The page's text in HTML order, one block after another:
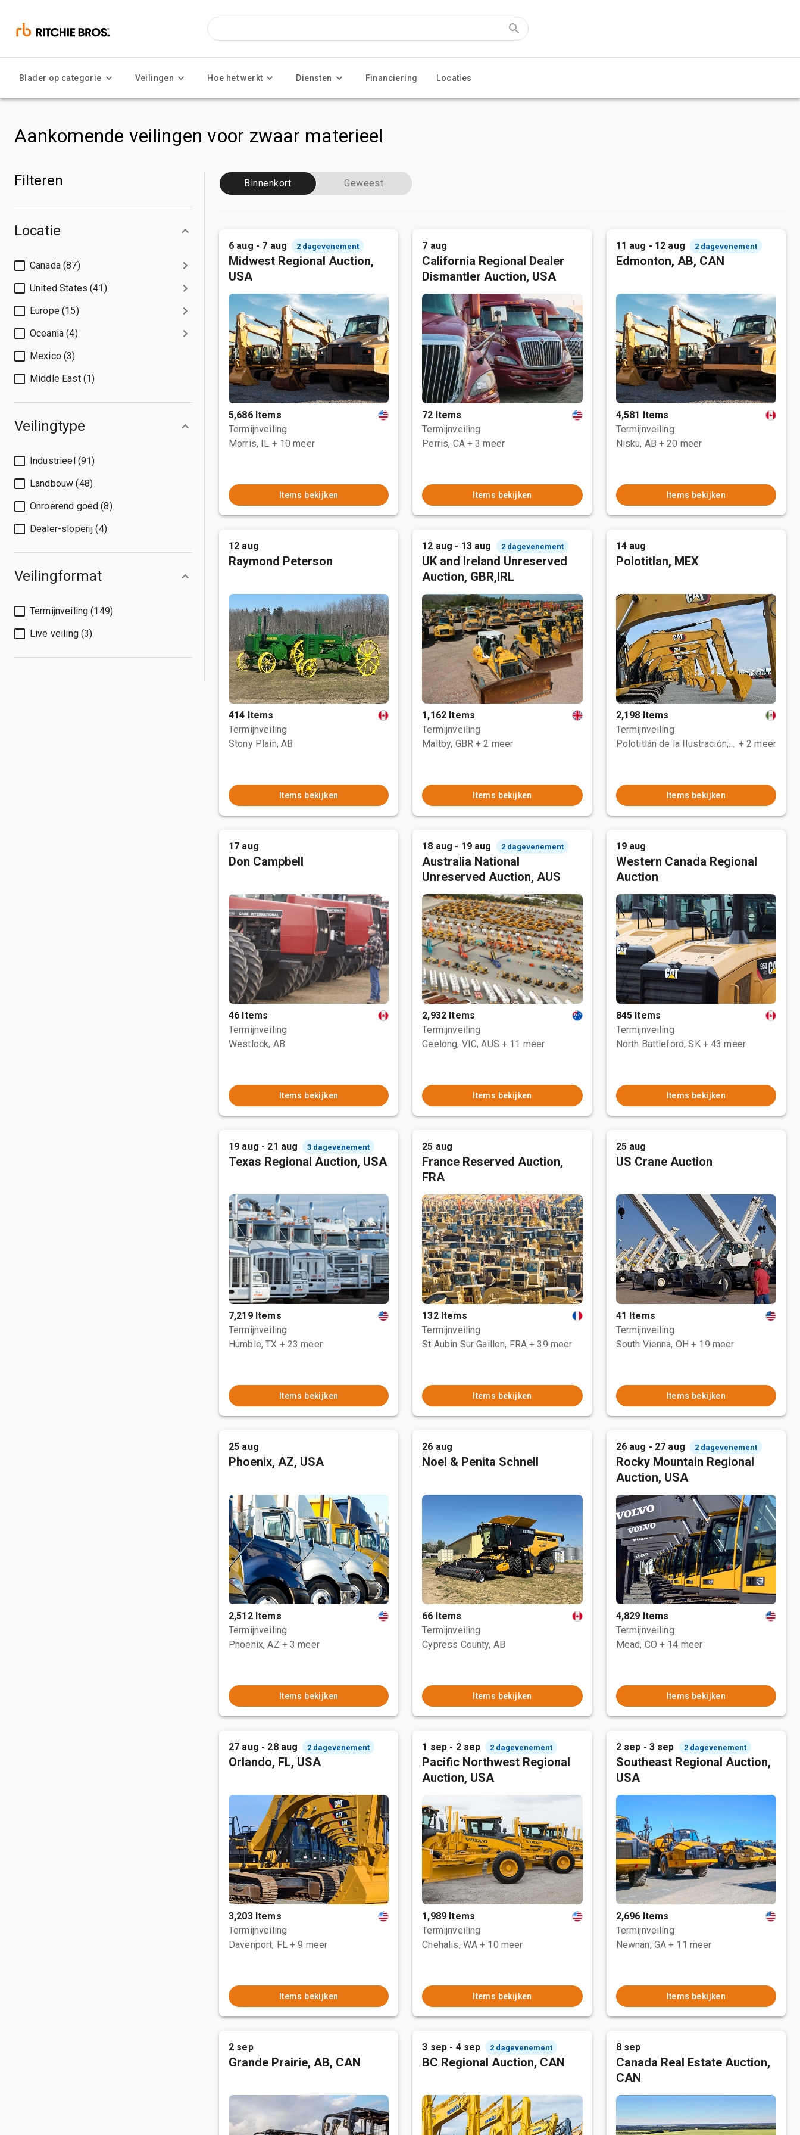
Blader op categorie Veilingen Hoe het werkt Diensten Financiering Locaties
Aankomende veilingen voor zwaar materieel
Filteren
Locatie
Canada (87)
United States (41)
Europe (15)
Oceania (4)
Mexico (3)
Middle East (1)
Veilingtype
Industrieel (91)
Landbouw (48)
Onroerend goed (8)
Dealer-sloperij (4)
Veilingformat
Termijnveiling (149)
Live veiling (3)
Binnenkort Geweest
6 aug - 7 aug 2 dagevenement
Midwest Regional Auction,
USA
5,686 Items
Termijnveiling
Morris, IL + 10 meer
Items bekijken
7 aug
California Regional Dealer
Dismantler Auction, USA
72 Items
Termijnveiling
Perris, CA + 3 meer
Items bekijken
11 aug - 12 aug 2 dagevenement
Edmonton, AB, CAN
4,581 Items
Termijnveiling
Nisku, AB + 20 meer
Items bekijken
12 aug
Raymond Peterson
414 Items
Termijnveiling
Stony Plain, AB
Items bekijken
12 aug - 13 aug 2 dagevenement
UK and Ireland Unreserved
Auction, GBR,IRL
1,162 Items
Termijnveiling
Maltby, GBR + 2 meer
Items bekijken
14 aug
Polotitlan, MEX
2,198 Items
Termijnveiling
Polotitlán de la Ilustración, MEX + 2 meer
Items bekijken
17 aug
Don Campbell
46 Items
Termijnveiling
Westlock, AB
Items bekijken
18 aug - 19 aug 2 dagevenement
Australia National
Unreserved Auction, AUS
2,932 Items
Termijnveiling
Geelong, VIC, AUS + 11 meer
Items bekijken
19 aug
Western Canada Regional
Auction
845 Items
Termijnveiling
North Battleford, SK + 43 meer
Items bekijken
19 aug - 21 aug 3 dagevenement
Texas Regional Auction, USA
7,219 Items
Termijnveiling
Humble, TX + 23 meer
Items bekijken
25 aug
France Reserved Auction,
FRA
132 Items
Termijnveiling
St Aubin Sur Gaillon, FRA + 39 meer
Items bekijken
25 aug
US Crane Auction
41 Items
Termijnveiling
South Vienna, OH + 19 meer
Items bekijken
25 aug
Phoenix, AZ, USA
2,512 Items
Termijnveiling
Phoenix, AZ + 3 meer
Items bekijken
26 aug
Noel & Penita Schnell
66 Items
Termijnveiling
Cypress County, AB
Items bekijken
26 aug - 27 aug 2 dagevenement
Rocky Mountain Regional
Auction, USA
4,829 Items
Termijnveiling
Mead, CO + 14 meer
Items bekijken
27 aug - 28 aug 2 dagevenement
Orlando, FL, USA
3,203 Items
Termijnveiling
Davenport, FL + 9 meer
Items bekijken
1 sep - 2 sep 2 dagevenement
Pacific Northwest Regional
Auction, USA
1,989 Items
Termijnveiling
Chehalis, WA + 10 meer
Items bekijken
2 sep - 3 sep 2 dagevenement
Southeast Regional Auction,
USA
2,696 Items
Termijnveiling
Newnan, GA + 11 meer
Items bekijken
2 sep
Grande Prairie, AB, CAN
3 sep - 4 sep 2 dagevenement
BC Regional Auction, CAN
8 sep
Canada Real Estate Auction,
CAN